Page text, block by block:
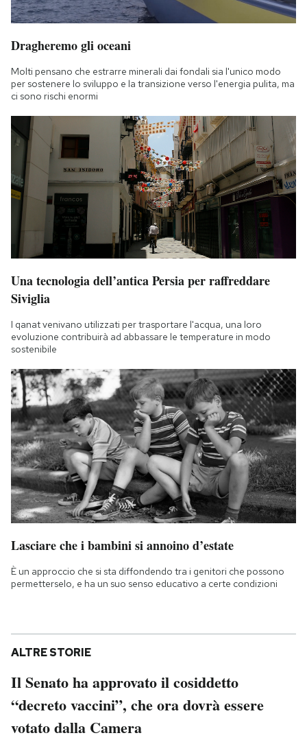
AREA PERSONALE
Area Personale
Notifiche mobile
Regala il Post
Dragheremo gli oceani
Molti pensano che estrarre minerali dai fondali sia l'unico modo
per sostenere lo sviluppo e la transizione verso l'energia pulita, ma
ci sono rischi enormi
Una tecnologia dell’antica Persia per raffreddare
Siviglia
I qanat venivano utilizzati per trasportare l'acqua, una loro
evoluzione contribuirà ad abbassare le temperature in modo
sostenibile
Lasciare che i bambini si annoino d’estate
È un approccio che si sta diffondendo tra i genitori che possono
permetterselo, e ha un suo senso educativo a certe condizioni
ALTRE STORIE
Il Senato ha approvato il cosiddetto
“decreto vaccini”, che ora dovrà essere
votato dalla Camera